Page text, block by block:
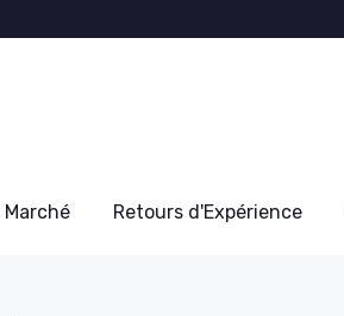
Marché Retours d'Expérience